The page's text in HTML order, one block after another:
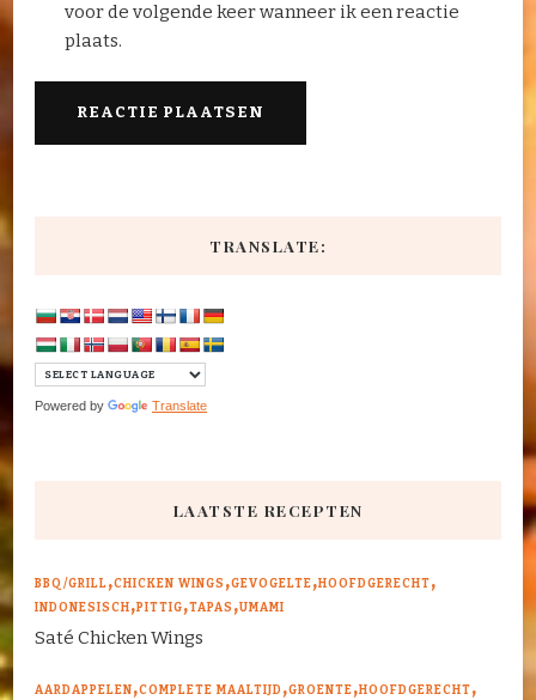
voor de volgende keer wanneer ik een reactie
plaats.
TRANSLATE:
Powered by Translate
LAATSTE RECEPTEN
BBQ/GRILL CHICKEN WINGS GEVOGELTE HOOFDGERECHT
INDONESISCH PITTIG TAPAS UMAMI
Saté Chicken Wings
AARDAPPELEN COMPLETE MAALTIJD GROENTE HOOFDGERECHT